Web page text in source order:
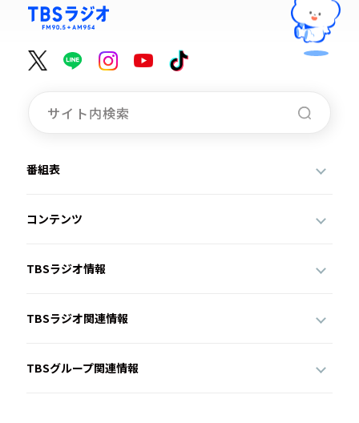
番組表
コンテンツ
TBSラジオ情報
TBSラジオ関連情報
TBSグループ関連情報